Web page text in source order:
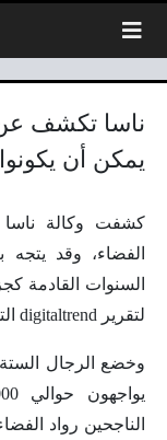
ناسا تكشف
يمكن أن
كشفت وكالة
الفضاء، وقد
لتقرير digitaltrend التقنى.
وخضع الرجال الستة
الناجحين رواد